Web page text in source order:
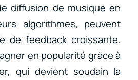
diffusion de musique en
algorithmes, peuvent
de feedback croissante.
en popularité grâce à
qui devient soudain la